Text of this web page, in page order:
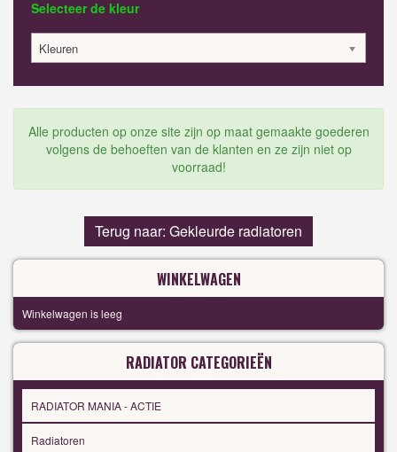
Selecteer de kleur
Kleuren
Alle producten op onze site zijn op maat gemaakte goederen
volgens de behoeften van de klanten en ze zijn niet op
voorraad!
Terug naar: Gekleurde radiatoren
WINKELWAGEN
Winkelwagen is leeg
RADIATOR CATEGORIEËN
RADIATOR MANIA - ACTIE
Radiatoren